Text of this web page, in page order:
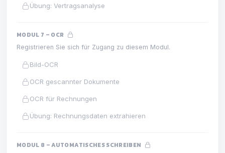
Übung: Vertragsanalyse
MODUL 7 – OCR
Registrieren Sie sich für Zugang zu diesem Modul.
Bild-OCR
OCR gescannter Dokumente
OCR für Rechnungen
Übung: Rechnungsdaten extrahieren
MODUL 8 – AUTOMATISCHES SCHREIBEN